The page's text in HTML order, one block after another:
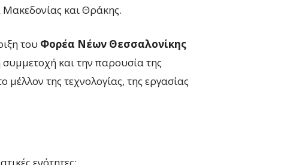
και Θράκης.
του Φορέα Νέων Θεσσαλονίκης
και την παρουσία της
μέλλον της τεχνολογίας, της εργασίας